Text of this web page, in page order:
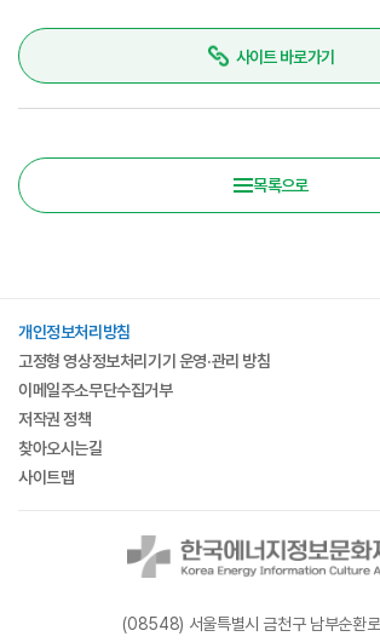
사이트 바로가기
목록으로
개인정보처리방침
고정형 영상정보처리기기 운영·관리 방침
이메일주소무단수집거부
저작권 정책
찾아오시는길
사이트맵
(08548) 서울특별시 금천구 남부순환